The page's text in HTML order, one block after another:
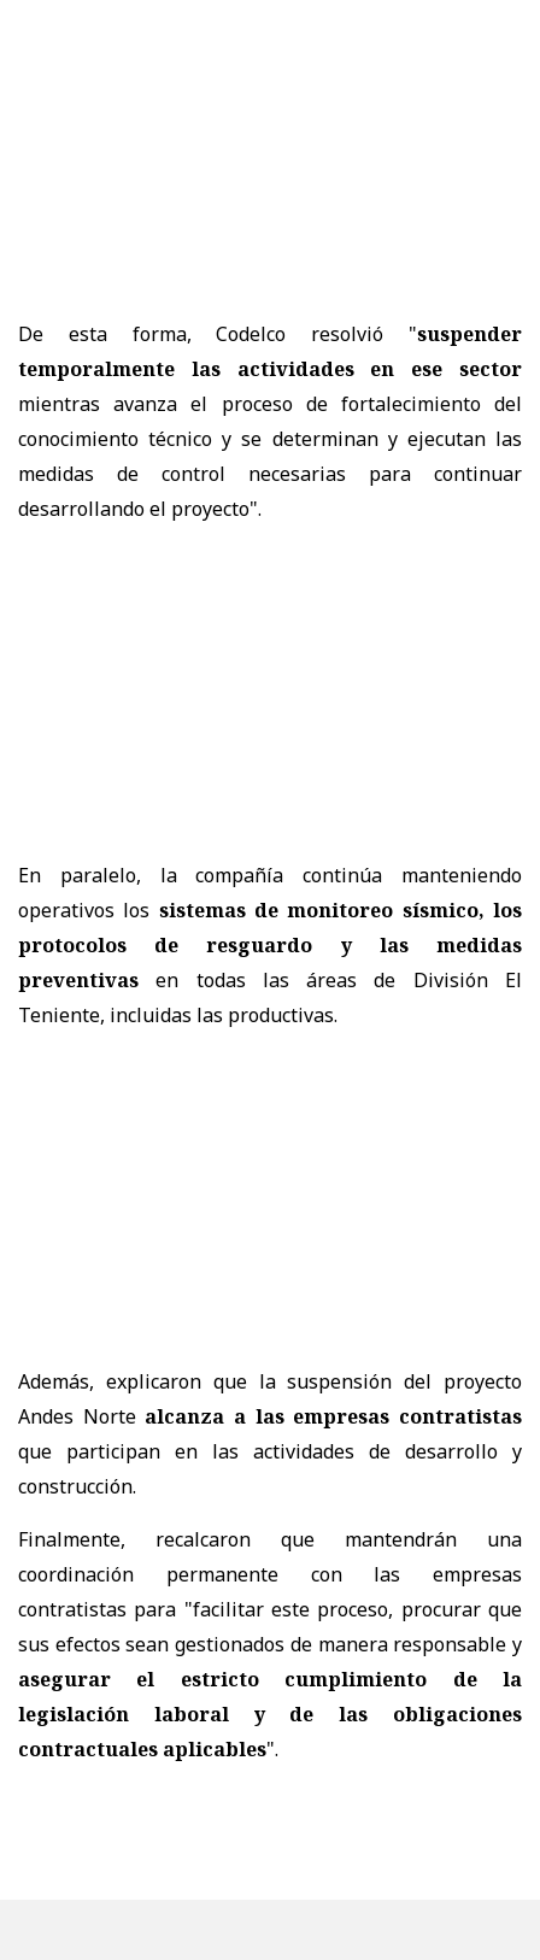
De esta forma, Codelco resolvió "suspender
temporalmente las actividades en ese sector
mientras avanza el proceso de fortalecimiento del
conocimiento técnico y se determinan y ejecutan las
medidas de control necesarias para continuar
desarrollando el proyecto".
En paralelo, la compañía continúa manteniendo
operativos los sistemas de monitoreo sísmico, los
protocolos de resguardo y las medidas
preventivas en todas las áreas de División El
Teniente, incluidas las productivas.
Además, explicaron que la suspensión del proyecto
Andes Norte alcanza a las empresas contratistas
que participan en las actividades de desarrollo y
construcción.
Finalmente, recalcaron que mantendrán una
coordinación permanente con las empresas
contratistas para "facilitar este proceso, procurar que
sus efectos sean gestionados de manera responsable y
asegurar el estricto cumplimiento de la
legislación laboral y de las obligaciones
contractuales aplicables".